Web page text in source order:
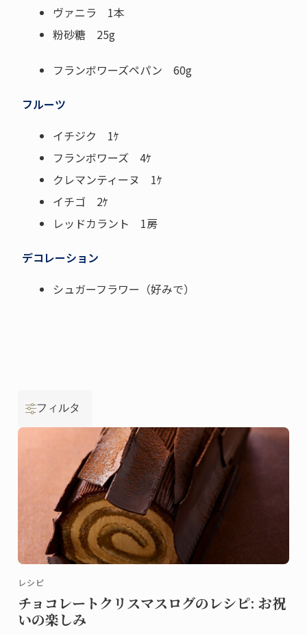
ヴァニラ 1本
粉砂糖 25g
フランボワーズペパン 60g
フルーツ
イチジク 1ｹ
フランボワーズ 4ｹ
クレマンティーヌ 1ｹ
イチゴ 2ｹ
レッドカラント 1房
デコレーション
シュガーフラワー（好みで）
フィルタ
レシピ
チョコレートクリスマスログのレシピ: お祝
いの楽しみ